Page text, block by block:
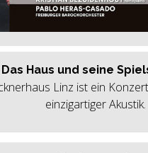
Das Haus und seine
Linz ist ein
einzigartiger Akustik.